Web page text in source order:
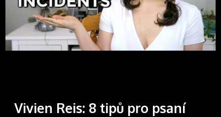
Vivien Reis: 8 tipů pro psaní